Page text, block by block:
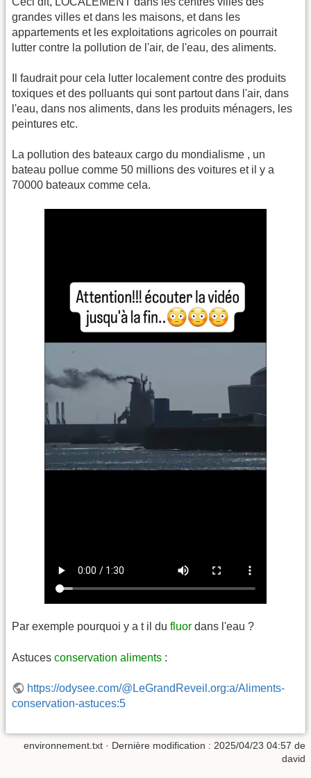
grandes villes et dans les maisons, et dans les
appartements et les exploitations agricoles on pourrait
lutter contre la pollution de l'air, de l'eau, des aliments.
Il faudrait pour cela lutter localement contre des produits
toxiques et des polluants qui sont partout dans l'air, dans
l'eau, dans nos aliments, dans les produits ménagers, les
peintures etc.
La pollution des bateaux cargo du mondialisme , un
bateau pollue comme 50 millions des voitures et il y a
70000 bateaux comme cela.
Par exemple pourquoi y a t il du fluor dans l'eau ?
Astuces conservation aliments :
https://odysee.com/@LeGrandReveil.org:a/Aliments-
conservation-astuces:5
environnement.txt · Dernière modification : 2025/04/23 04:57 de
david